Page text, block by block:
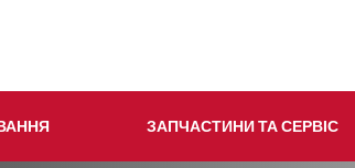
ЗАПЧАСТИНИ ТА СЕРВІС